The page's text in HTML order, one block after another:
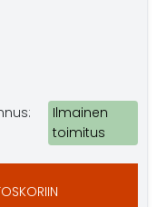
Ilmainen
toimitus